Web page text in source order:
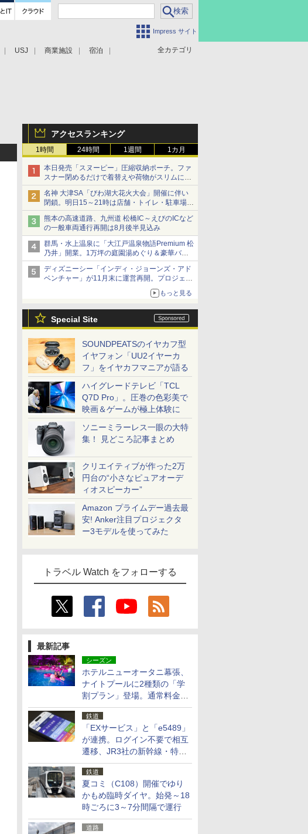
Impress サイト
全カテゴリ
USJ 商業施設 宿泊
アクセスランキング
1時間 24時間 1週間 1カ月
本日発売「スヌーピー」圧縮収納ポーチ。ファ
スナー閉めるだけで着替えや荷物がスリムにま
とまる
名神 大津SA「びわ湖大花火大会」開催に伴い
閉鎖。明日15～21時は店舗・トイレ・駐車場の
利用不可
熊本の高速道路、九州道 松橋IC～えびのICなど
の一般車両通行再開は8月後半見込み
群馬・水上温泉に「大江戸温泉物語Premium 松
乃井」開業。1万坪の庭園湯めぐり＆豪華バイ
キングを体験してきた！
ディズニーシー「インディ・ジョーンズ・アド
ベンチャー」が11月末に運営再開。プロジェク
ションマッピングを追加、DPAは1500円
もっと見る
Special Site
SOUNDPEATSのイヤカフ型
イヤフォン「UU2イヤーカ
フ」をイヤカフマニアが語る
ハイグレードテレビ「TCL
Q7D Pro」。圧巻の色彩美で
映画＆ゲームが極上体験に
ソニーミラーレス一眼の大特
集！ 見どころ記事まとめ
クリエイティブが作った2万
円台の“小さなピュアオーデ
ィオスピーカー”
Amazon プライムデー過去最
安! Anker注目プロジェクタ
ー3モデルを使ってみた
トラベル Watch をフォローする
最新記事
シーズン
ホテルニューオータニ幕張、
ナイトプールに2種類の「学
割プラン」登場。通常料金の
およそ半額でお得に夜活
鉄道
「EXサービス」と「e5489」
が連携。ログイン不要で相互
遷移、JR3社の新幹線・特急
予約をアプリで一括確認
鉄道
夏コミ（C108）開催でゆり
かもめ臨時ダイヤ。始発～18
時ごろに3～7分間隔で運行
道路